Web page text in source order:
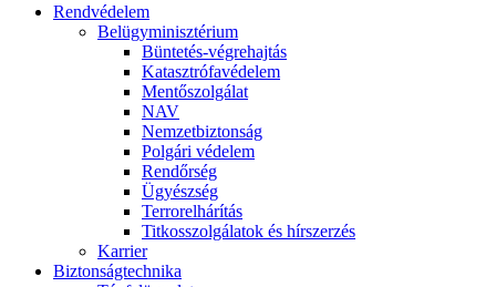
Rendvédelem
Belügyminisztérium
Büntetés-végrehajtás
Katasztrófavédelem
Mentőszolgálat
NAV
Nemzetbiztonság
Polgári védelem
Rendőrség
Ügyészség
Terrorelhárítás
Titkosszolgálatok és hírszerzés
Karrier
Biztonságtechnika